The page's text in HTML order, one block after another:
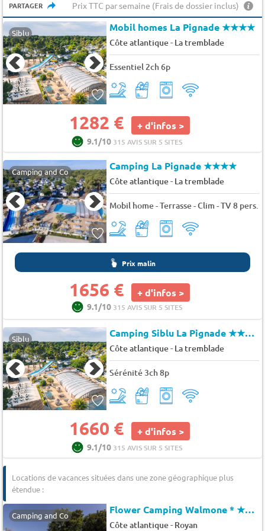
PARTAGER Prix TTC par semaine (Frais de dossier inclus)
Siblu Mobil homes La Pignade★★★★
Côte atlantique- La tremblade
Essentiel 2ch 6p
1282 € + d'infos >
9.1/10 315 AVIS SUR 5 SITES
Camping and Co Camping La Pignade★★★★
Côte atlantique- La tremblade
Mobil home - Terrasse - Clim - TV 8 pers.
Prix malin
1656 € + d'infos >
9.1/10 315 AVIS SUR 5 SITES
Siblu Camping Siblu La Pignade★★★★
Côte atlantique- La tremblade
Sérénité 3ch 8p
1660 € + d'infos >
9.1/10 315 AVIS SUR 5 SITES
Locations de vacances situées dans une zone géographique plus
étendue :
Camping and Co Flower Camping Walmone *★★★
Côte atlantique- Royan